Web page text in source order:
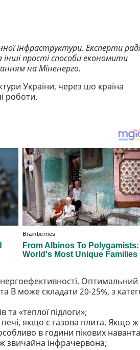
інфраструктури. Експерти
прості способи економити
на Міненерго.
України, через шо країна
роботи.
Оптимальний
В може складати 20-25%, з
та «теплої підлоги»;
печі, якщо є газова плита. Якщо ж
в години пікових
звичайна інфрачервона;